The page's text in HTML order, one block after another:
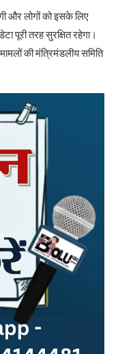
और लोगों को इसके लिए
पूरी तरह सुरक्षित रहेगा।
की मंत्रिमंडलीय समिति